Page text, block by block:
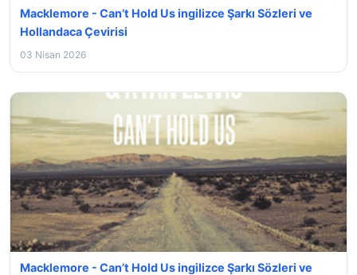
Macklemore - Can’t Hold Us ingilizce Şarkı Sözleri ve
Hollandaca Çevirisi
03 Nisan 2026
Macklemore - Can’t Hold Us ingilizce Şarkı Sözleri ve